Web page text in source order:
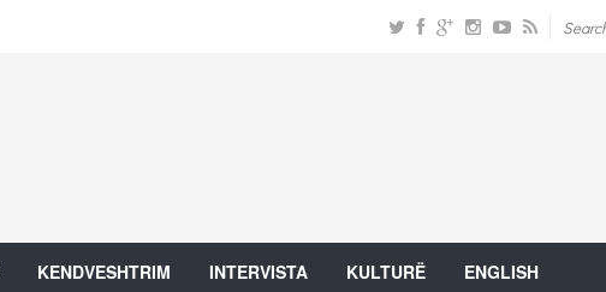
KENDVESHTRIM INTERVISTA KULTURË ENGLISH